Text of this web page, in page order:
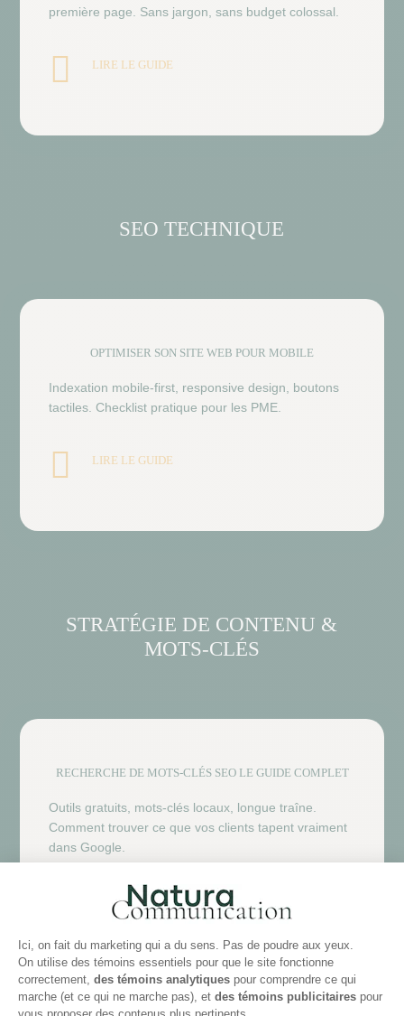
première page. Sans jargon, sans budget colossal.
 LIRE LE GUIDE
SEO TECHNIQUE
OPTIMISER SON SITE WEB POUR MOBILE
Indexation mobile-first, responsive design, boutons
tactiles. Checklist pratique pour les PME.
 LIRE LE GUIDE
STRATÉGIE DE CONTENU &
MOTS-CLÉS
RECHERCHE DE MOTS-CLÉS SEO LE GUIDE COMPLET
Outils gratuits, mots-clés locaux, longue traîne.
Comment trouver ce que vos clients tapent vraiment
dans Google.
LIRE LE GUIDE